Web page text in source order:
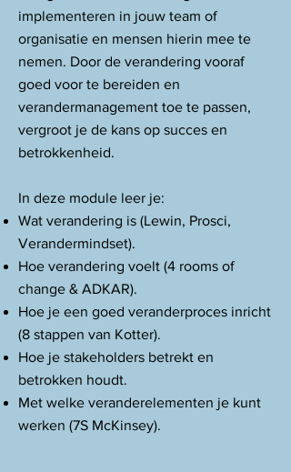
implementeren in jouw team of
organisatie en mensen hierin mee te
nemen. Door de verandering vooraf
goed voor te bereiden en
verandermanagement toe te passen,
vergroot je de kans op succes en
betrokkenheid.
In deze module leer je:
Wat verandering is (Lewin, Prosci,
Verandermindset).
Hoe verandering voelt (4 rooms of
change & ADKAR).
Hoe je een goed veranderproces inricht
(8 stappen van Kotter).
Hoe je stakeholders betrekt en
betrokken houdt.
Met welke veranderelementen je kunt
werken (7S McKinsey).